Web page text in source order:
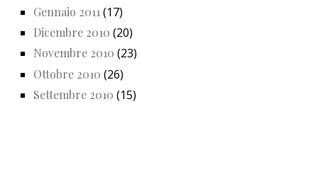
Gennaio 2011 (17)
Dicembre 2010 (20)
Novembre 2010 (23)
Ottobre 2010 (26)
Settembre 2010 (15)